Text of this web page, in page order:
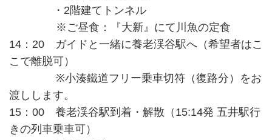
・2階建てトンネル
※ご昼食：『大新』にて川魚の定食
14：20 ガイドと一緒に養老渓谷駅へ（希望者はこ
こで離脱可）
※小湊鐵道フリー乗車切符（復路分）をお
渡しします。
15：00 養老渓谷駅到着・解散（15:14発 五井駅行
きの列車乗車可）